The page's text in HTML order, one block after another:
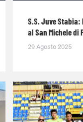
S.S. Juve Stabia:
al San Michele di
29 Agosto 2025